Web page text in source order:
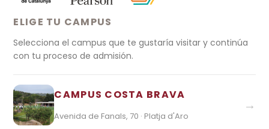
ELIGE TU CAMPUS
Selecciona el campus que te gustaría visitar y continúa
con tu proceso de admisión.
CAMPUS COSTA BRAVA
Avenida de Fanals, 70 · Platja d'Aro
→